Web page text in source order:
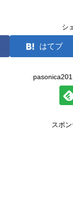
シ
はてブ
スポ